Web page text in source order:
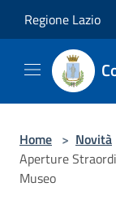
Regione Lazio
Home > Novità
Aperture
Museo